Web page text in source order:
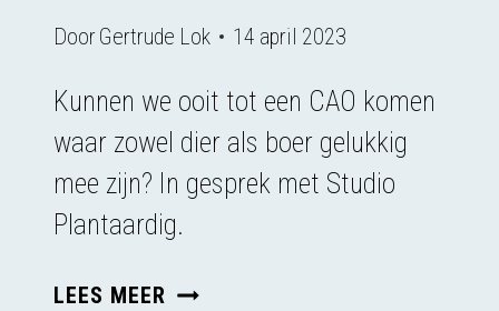
DoorGertrude Lok 14 april 2023
Kunnen we ooit tot een CAO komen
waar zowel dier als boer gelukkig
mee zijn? In gesprek met Studio
Plantaardig.
LEES MEER HEEFT